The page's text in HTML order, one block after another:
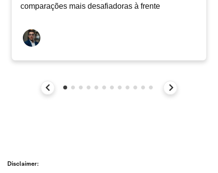
comparações mais desafiadoras à frente
Disclaimer: